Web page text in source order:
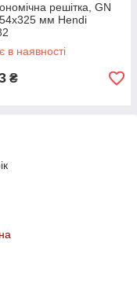
решітка, GN
мм Hendi
в наявності
₴